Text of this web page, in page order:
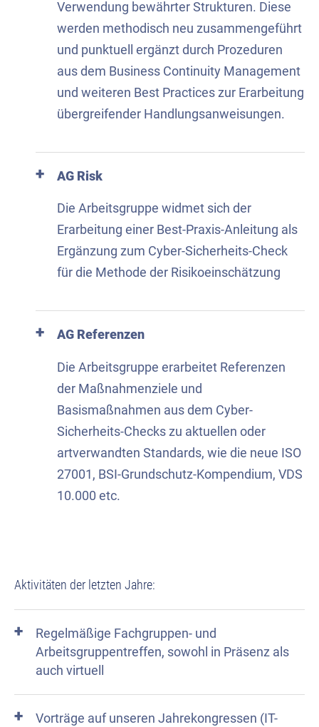
Verwendung bewährter Strukturen​. Diese
werden methodisch neu zusammengeführt
und punktuell ergänzt durch Prozeduren
aus dem Business Continuity Management
und weiteren Best Practices zur Erarbeitung
übergreifender Handlungsanweisungen.​
AG Risk
Die Arbeitsgruppe widmet sich der
Erarbeitung einer Best-Praxis-Anleitung als
Ergänzung zum Cyber-Sicherheits-Check
für die Methode der Risikoeinschätzung
AG Referenzen
Die Arbeitsgruppe erarbeitet Referenzen
der Maßnahmenziele und
Basismaßnahmen aus dem Cyber-
Sicherheits-Checks zu aktuellen oder
artverwandten Standards, wie die neue ISO
27001, BSI-Grundschutz-Kompendium, VDS
10.000 etc.
Aktivitäten der letzten Jahre:
Regelmäßige Fachgruppen- und
Arbeitsgruppentreffen, sowohl in Präsenz als
auch virtuell
Vorträge auf unseren Jahrekongressen (IT-